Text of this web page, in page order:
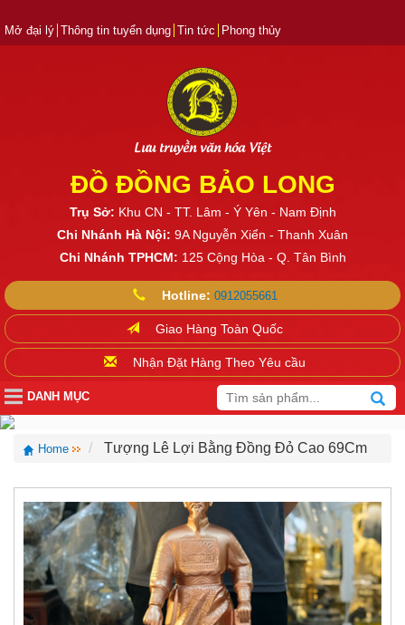
Mở đại lý Thông tin tuyển dụng Tin tức Phong thủy
Lưu truyền văn hóa Việt
ĐỒ ĐỒNG BẢO LONG
Trụ Sở: Khu CN - TT. Lâm - Ý Yên - Nam Định
Chi Nhánh Hà Nội: 9A Nguyễn Xiển - Thanh Xuân
Chi Nhánh TPHCM: 125 Cộng Hòa - Q. Tân Bình
Hotline: 0912055661
Giao Hàng Toàn Quốc
Nhận Đặt Hàng Theo Yêu cầu
DANH MỤC
Home Tượng Lê Lợi Bằng Đồng Đỏ Cao 69Cm